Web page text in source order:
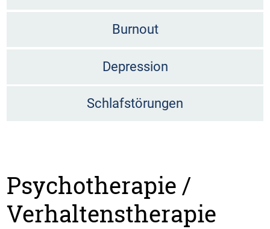
Burnout
Depression
Schlafstörungen
Psychotherapie /
Verhaltenstherapie